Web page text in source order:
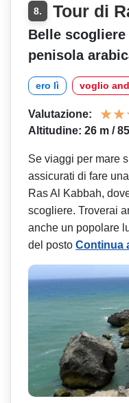
8. Tour di
Belle
penisola
ero lì voglio
Valutazione:
Altitudine: 26 m /
Se viaggi per mare
assicurati di fare
Ras Al Kabbah,
scogliere. Troverai
anche un popolare
del posto Continua